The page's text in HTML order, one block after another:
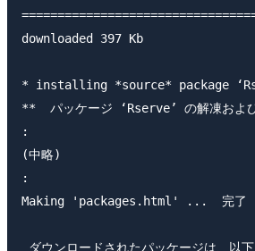
downloaded 397 Kb
* installing *source* package
**  パッケージ ‘Rserve’ の解凍およ
:
(中略)
:
Making 'packages.html' ...  完了
ダウンロードされたパッケージは、以